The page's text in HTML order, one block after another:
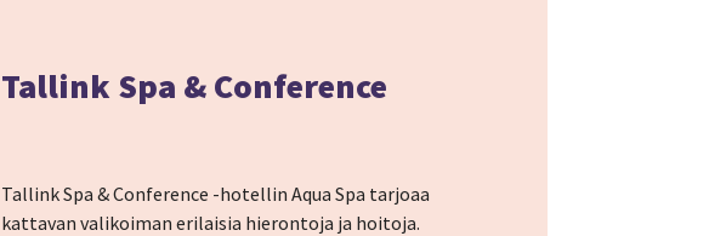
Tallink Spa & Conference
Tallink Spa & Conference -hotellin Aqua Spa tarjoaa
kattavan valikoiman erilaisia hierontoja ja hoitoja.